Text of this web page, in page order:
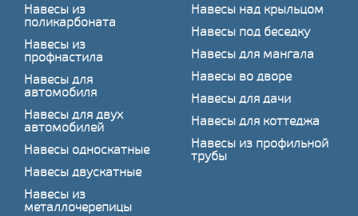
Навесы из
поликарбоната
Навесы из
профнастила
Навесы для
автомобиля
Навесы для двух
автомобилей
Навесы односкатные
Навесы двускатные
Навесы из
металлочерепицы
Навесы над крыльцом
Навесы под беседку
Навесы для мангала
Навесы во дворе
Навесы для дачи
Навесы для коттеджа
Навесы из профильной
трубы